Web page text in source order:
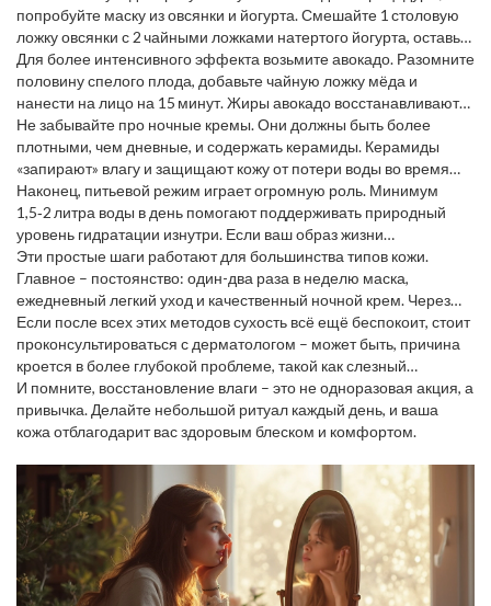
попробуйте маску из овсянки и йогурта. Смешайте 1 столовую
ложку овсянки с 2 чайными ложками натертого йогурта, оставьте
10‑15 минут, затем смойте тёплой водой. Овсянка успокаивает,
а йогурт добавляет протеины и лактат, который тоже увлажняет.
Для более интенсивного эффекта возьмите авокадо. Разомните
половину спелого плода, добавьте чайную ложку мёда и
нанести на лицо на 15 минут. Жиры авокадо восстанавливают
липидный барьер, а мёд притягивает влагу из воздуха.
Не забывайте про ночные кремы. Они должны быть более
плотными, чем дневные, и содержать керамиды. Керамиды
«запирают» влагу и защищают кожу от потери воды во время
сна.
Наконец, питьевой режим играет огромную роль. Минимум
1,5‑2 литра воды в день помогают поддерживать природный
уровень гидратации изнутри. Если ваш образ жизни
напряжённый, добавьте к воде травяные настои без сахара.
Эти простые шаги работают для большинства типов кожи.
Главное – постоянство: один-два раза в неделю маска,
ежедневный легкий уход и качественный ночной крем. Через
неделю вы почувствуете, как кожа стала более мягкой, а мелкие
линии менее заметными.
Если после всех этих методов сухость всё ещё беспокоит, стоит
проконсультироваться с дерматологом – может быть, причина
кроется в более глубокой проблеме, такой как слезный
себорейный дерматит или гормональные изменения.
И помните, восстановление влаги – это не одноразовая акция, а
привычка. Делайте небольшой ритуал каждый день, и ваша
кожа отблагодарит вас здоровым блеском и комфортом.